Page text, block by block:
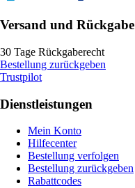
Versand und Rückgabe
30 Tage Rückgaberecht
Bestellung zurückgeben
Trustpilot
Dienstleistungen
Mein Konto
Hilfecenter
Bestellung verfolgen
Bestellung zurückgeben
Rabattcodes